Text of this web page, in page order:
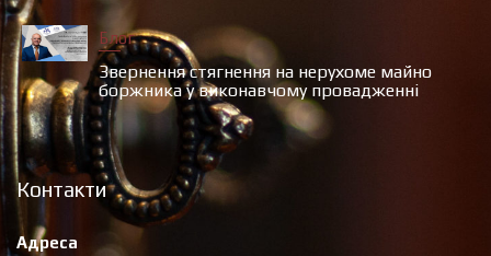
Блог
Звернення стягнення на нерухоме майно
боржника у виконавчому провадженні
Контакти
Адреса